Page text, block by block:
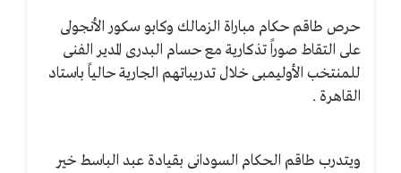
حرص طاقم حكام مباراة الزمالك وكابو سكور الأنجولى
على التقاط صوراً تذكارية مع حسام البدرى المدير الفنى
للمنتخب الأوليمبى خلال تدريباتهم الجارية حالياً باستاد
القاهرة .
ويتدرب طاقم الحكام السودانى بقيادة عبد الباسط خير